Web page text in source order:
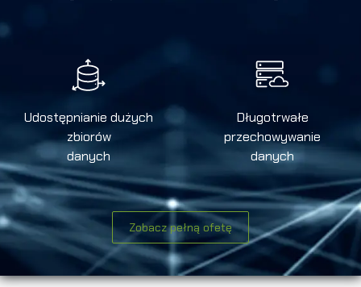
Udostępnianie dużych
zbiorów
danych
Długotrwałe
przechowywanie
danych
Zobacz pełną ofetę